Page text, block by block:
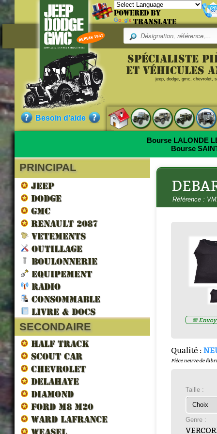
Powered by
Translate
Besoin d'aide
Spécialiste
et véhicules
jeep, dodge, gmc, chevrolet,
Bourse LALONDE
Bourse
PRINCIPAL
JEEP
DODGE
GMC
RENAULT 2087
VETEMENTS
OUTILLAGE
BOULONNERIE
EQUIPEMENT
RADIO
CONSOMMABLE
LIVRE & DOCS
SECONDAIRE
HALF TRACK
SCOUT CAR
CHEVROLET
DELAHAYE
DIAMOND
FORD M8 M20
WARD LAFRANCE
WEASEL
Référence :
✉
Qualité :
Pièce neuve de
Taille :
Genre :
Référence
VM11001002
Qualité :NEUFPièce neuve de fabrication
Nos clients ont aussi
LES VEHICULES ALLIES DE
LIBERATION par francois
Prix : 16.67€ HT